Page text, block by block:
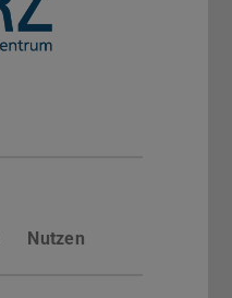
Nutzen